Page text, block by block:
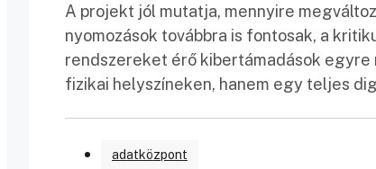
A projekt jól mutatja, mennyire
nyomozások továbbra is fontosak, a
rendszereket érő kibertámadások
fizikai helyszíneken, hanem egy teljes
adatközpont